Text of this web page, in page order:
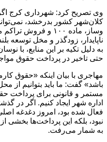
وی تصریح کرد: شهرداری کرج
کلان‌شهر کشور بدرخشد،
وساز، ماده ۱۰۰ و
ناپایدار، زودگذر و مخل
به دلیل تکیه بر این منابع، با
حتی تاخیر در پرداخت حقوق
مهاجری با بیان اینکه «حقوق
باشد» گفت: ما باید بتوانیم از
مستمر و قانونی برای پرداخت
اداره شهر ایجاد کنیم. اگر در
فعال شده بود، امروز دغدغه
نبود، بلکه این پرداخت‌ها بخشی
به شمار می‌رفت.